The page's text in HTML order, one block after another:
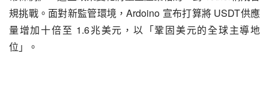
規挑戰。面對新監管環境，Ardoino 宣布打算將 USDT供應
量增加十倍至 1.6兆美元，以「鞏固美元的全球主導地
位」。